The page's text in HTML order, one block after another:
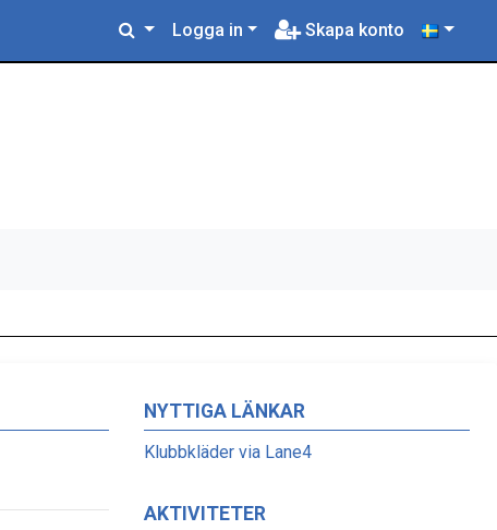
Logga in Skapa konto
NYTTIGA LÄNKAR
Klubbkläder via Lane4
AKTIVITETER